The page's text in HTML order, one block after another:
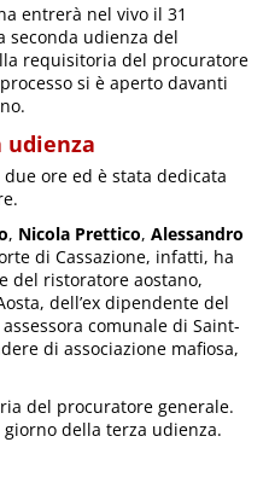
entrerà nel vivo il 31
seconda udienza del
requisitoria del procuratore
si è aperto davanti
udienza
ore ed è stata dedicata
, Nicola Prettico,Alessandro
di Cassazione, infatti, ha
del ristoratore aostano,
dell’ex dipendente del
comunale di Saint-
di associazione mafiosa,
del procuratore generale.
della terza udienza.